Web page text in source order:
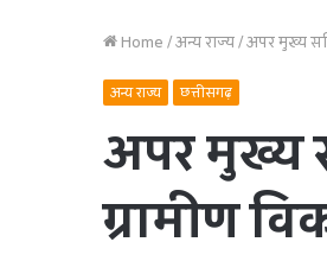
Home/अन्य राज्य/अपर मुख्य
अन्य राज्य छत्तीसगढ़
अपर मुख्य
ग्रामीण